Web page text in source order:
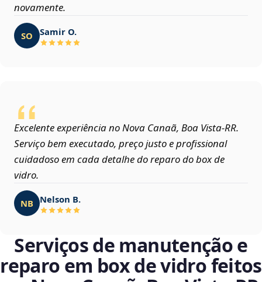
novamente.
SO Samir O.
Excelente experiência no Nova Canaã, Boa Vista‑RR.
Serviço bem executado, preço justo e profissional
cuidadoso em cada detalhe do reparo do box de
vidro.
NB Nelson B.
Serviços de manutenção e
reparo em box de vidro feitos